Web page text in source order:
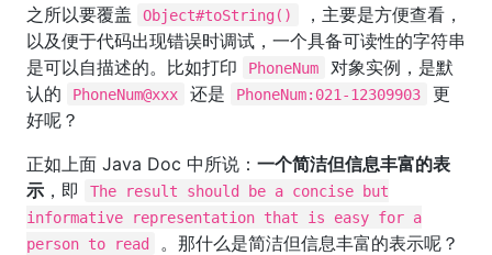
之所以要覆盖 Object#toString()
，主要是方便查看，
以及便于代码出现错误时调试，一个具备可读性的字符串
是可以自描述的。比如打印
PhoneNum
对象实例，是默
认的
PhoneNum@xxx 还是 PhoneNum:021-12309903
更
好呢？
正如上面 Java Doc 中所说： 一个简洁但信息丰富的表
示 ，即
The result should be a concise but
informative representation that is easy for a
person to read
。那什么是简洁但信息丰富的表示呢？